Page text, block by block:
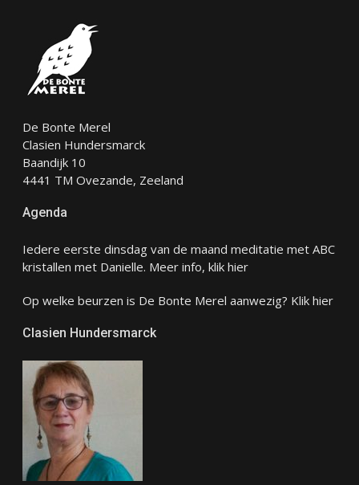
De Bonte Merel
Clasien Hundersmarck
Baandijk 10
4441 TM Ovezande, Zeeland
Agenda
Iedere eerste dinsdag van de maand meditatie met ABC
kristallen met Danielle. Meer info, klik hier
Op welke beurzen is De Bonte Merel aanwezig? Klik hier
Clasien Hundersmarck